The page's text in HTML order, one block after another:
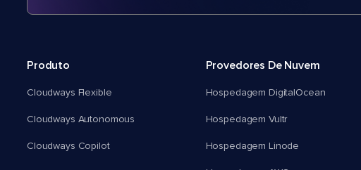
Produto
Cloudways Flexible
Cloudways Autonomous
Cloudways Copilot
Provedores De Nuvem
Hospedagem DigitalOcean
Hospedagem Vultr
Hospedagem Linode